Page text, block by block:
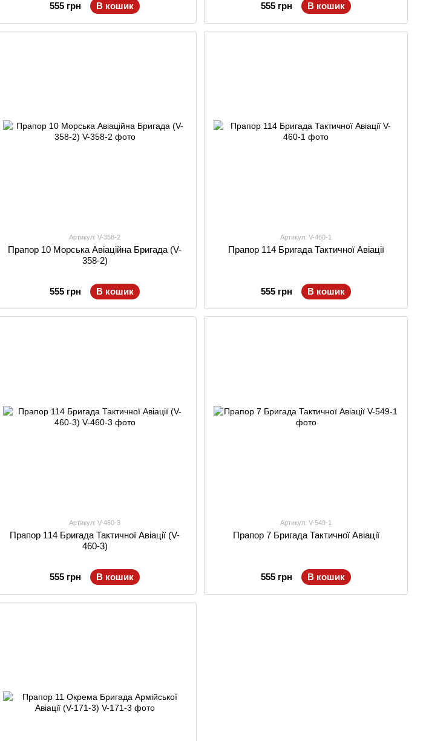
555 грн В кошик 555 грн В кошик
Артикул: V-358-2
Прапор 10 Морська Авіаційна Бригада (V-
358-2)
555 грн В кошик
Артикул: V-460-1
Прапор 114 Бригада Тактичної Авіації
555 грн В кошик
Артикул: V-460-3
Прапор 114 Бригада Тактичної Авіації (V-
460-3)
555 грн В кошик
Артикул: V-549-1
Прапор 7 Бригада Тактичної Авіації
555 грн В кошик